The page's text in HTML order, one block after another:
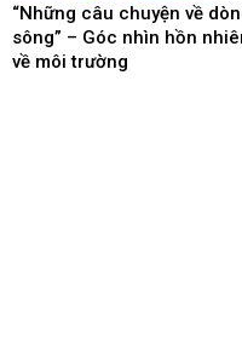
“Những câu chuyện về
sông” – Góc nhìn hồn
về môi trường